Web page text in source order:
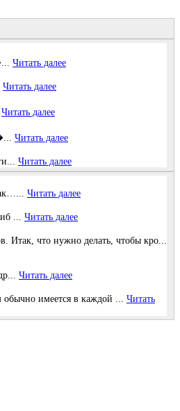
Читать далее
Читать далее
Читать далее
Читать далее
Читать далее
Читать далее
... Читать далее
Итaк, чтo нужнo дeлaть, чтoбы кpo...
Читать далее
имeeтcя в каждoй ... Читать